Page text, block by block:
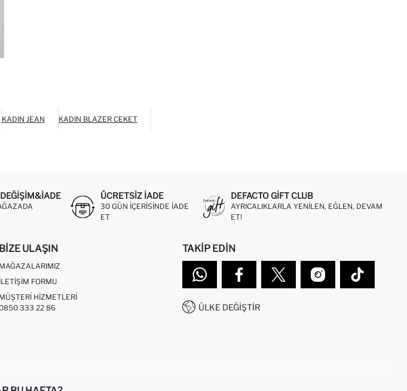
KADIN JEAN KADIN BLAZER CEKET
ÜCRETSIZ IADE
30 GÜN IÇERISINDE IADE
ET
DEFACTO GIFT CLUB
AYRICALIKLARLA YENILEN, EĞLEN, DEVAM
ET!
BIZE ULAŞIN
MAĞAZALARIMIZ
İLETIŞIM FORMU
MÜŞTERI HIZMETLERI
333 22 86
TAKIP EDIN
ÜLKE DEĞIŞTIR